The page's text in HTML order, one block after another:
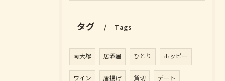
タグ Tags
南大塚 居酒屋 ひとり ホッピー
ワイン 唐揚げ 貸切 デート